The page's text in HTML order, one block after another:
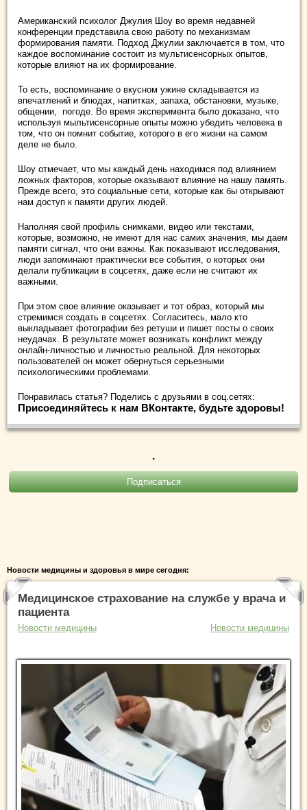
Американский психолог Джулия Шоу во время недавней
конференции представила свою работу по механизмам
формирования памяти. Подход Джулии заключается в том, что
каждое воспоминание состоит из мультисенсорных опытов,
которые влияют на их формирование.
То есть, воспоминание о вкусном ужине складывается из
впечатлений и блюдах, напитках, запаха, обстановки, музыке,
общении, погоде. Во время эксперимента было доказано, что
используя мыльтисенсорные опыты можно убедить человека в
том, что он помнит событие, которого в его жизни на самом
деле не было.
Шоу отмечает, что мы каждый день находимся под влиянием
ложных факторов, которые оказывают влияние на нашу память.
Прежде всего, это социальные сети, которые как бы открывают
нам доступ к памяти других людей.
Наполняя свой профиль снимками, видео или текстами,
которые, возможно, не имеют для нас самих значения, мы даем
памяти сигнал, что они важны. Как показывают исследования,
люди запоминают практически все события, о которых они
делали публикации в соцсетях, даже если не считают их
важными.
При этом свое влияние оказывает и тот образ, который мы
стремимся создать в соцсетях. Согласитесь, мало кто
выкладывает фотографии без ретуши и пишет посты о своих
неудачах. В результате может возникать конфликт между
онлайн-личностью и личностью реальной. Для некоторых
пользователей он может обернуться серьезными
психологическими проблемами.
Понравилась статья? Поделись с друзьями в соц.сетях:
Присоединяйтесь к нам ВКонтакте, будьте здоровы!
.
Новости медицины и здоровья в мире сегодня:
Медицинское страхование на службе у врача и
пациента
Новости медицины Новости медицины